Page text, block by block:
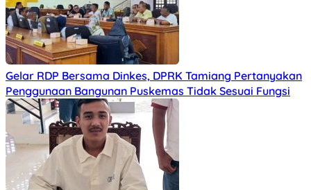
Gelar RDP Bersama Dinkes, DPRK Tamiang Pertanyakan
Penggunaan Bangunan Puskemas Tidak Sesuai Fungsi